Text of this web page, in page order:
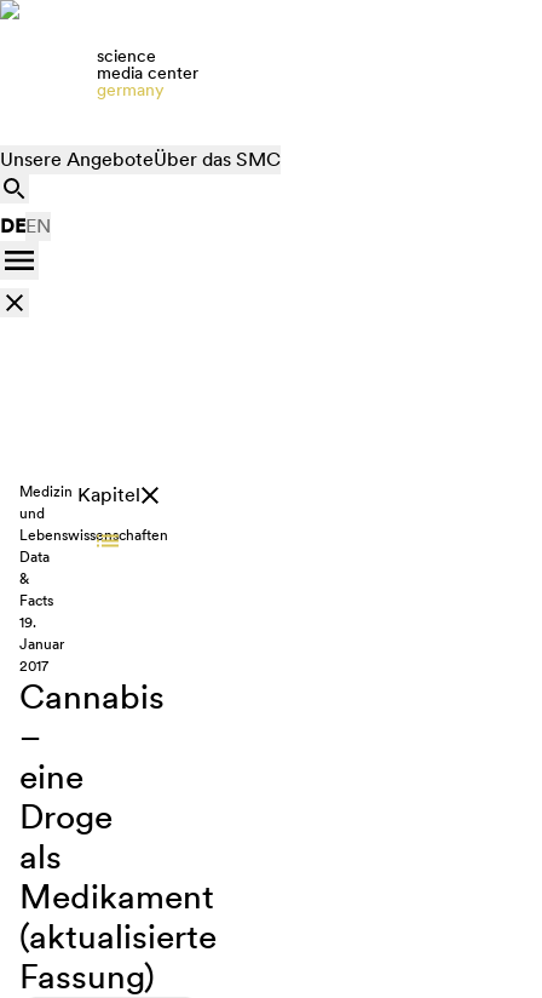
science
media center
germany
Unsere AngeboteÜber das SMC
DEEN
Medizin
und
Lebenswissenschaften
Data
&
Facts
19.
Januar
2017
Cannabis
–
eine
Droge
als
Medikament
(aktualisierte
Fassung)
Kapitel